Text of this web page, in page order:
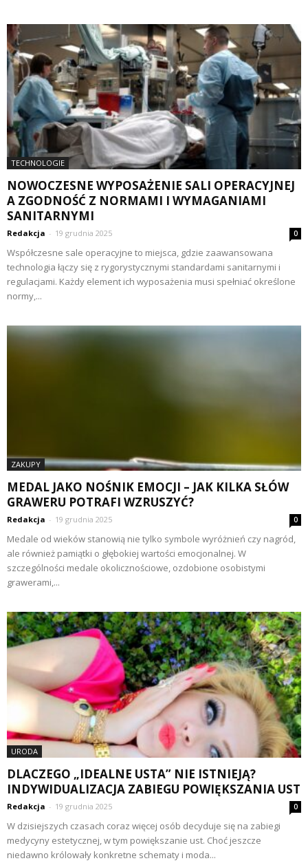
TECHNOLOGIE
NOWOCZESNE WYPOSAŻENIE SALI OPERACYJNEJ
A ZGODNOŚĆ Z NORMAMI I WYMAGANIAMI
SANITARNYMI
Redakcja - 19 grudnia 2025 0
Współczesne sale operacyjne to miejsca, gdzie zaawansowana
technologia łączy się z rygorystycznymi standardami sanitarnymi i
regulacjami. Każdy element ich wyposażenia musi spełniać określone
normy,...
ZAKUPY
MEDAL JAKO NOŚNIK EMOCJI – JAK KILKA SŁÓW
GRAWERU POTRAFI WZRUSZYĆ?
Redakcja - 19 grudnia 2025 0
Medale od wieków stanowią nie tylko symbole wyróżnień czy nagród,
ale również pamiątki o głębokiej wartości emocjonalnej. W
szczególności medale okolicznościowe, ozdobione osobistymi
grawerami,...
URODA
DLACZEGO „IDEALNE USTA” NIE ISTNIEJĄ?
INDYWIDUALIZACJA ZABIEGU POWIĘKSZANIA UST
Redakcja - 19 grudnia 2025 0
W dzisiejszych czasach coraz więcej osób decyduje się na zabiegi
medycyny estetycznej, w tym powiększanie ust. Choć jeszcze
niedawno królowały konkretne schematy i moda...